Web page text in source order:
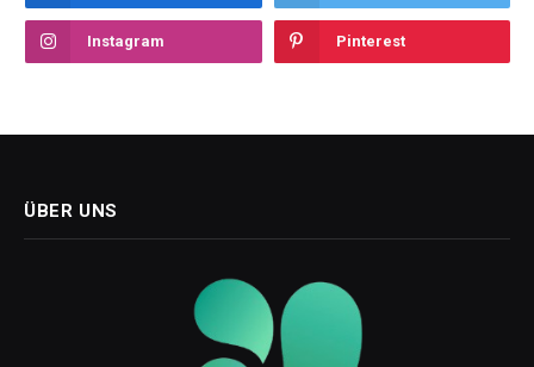
Instagram Pinterest
ÜBER UNS